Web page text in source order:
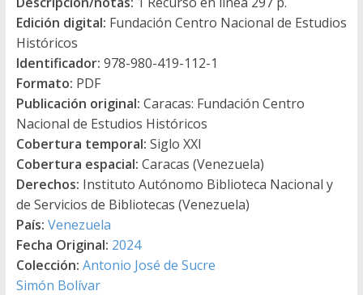
Edición digital: Fundación Centro Nacional de Estudios
Históricos
Identificador: 978-980-419-112-1
Formato: PDF
Publicación original: Caracas: Fundación Centro
Nacional de Estudios Históricos
Cobertura temporal: Siglo XXI
Cobertura espacial: Caracas (Venezuela)
Derechos: Instituto Autónomo Biblioteca Nacional y
de Servicios de Bibliotecas (Venezuela)
País: Venezuela
Fecha Original: 2024
Colección: Antonio José de Sucre
Simón Bolívar